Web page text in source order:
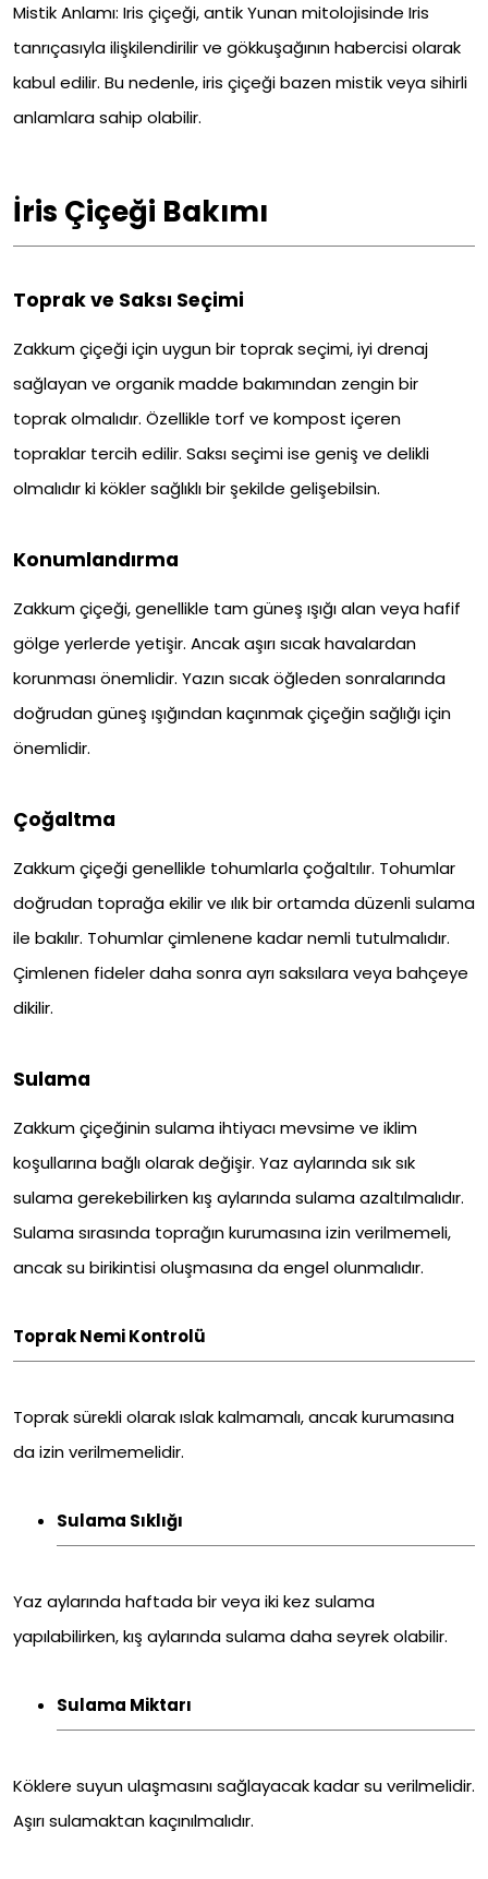
Mistik Anlamı: Iris çiçeği, antik Yunan mitolojisinde Iris
tanrıçasıyla ilişkilendirilir ve gökkuşağının habercisi olarak
kabul edilir. Bu nedenle, iris çiçeği bazen mistik veya sihirli
anlamlara sahip olabilir.
İris Çiçeği Bakımı
Toprak ve Saksı Seçimi
Zakkum çiçeği için uygun bir toprak seçimi, iyi drenaj
sağlayan ve organik madde bakımından zengin bir
toprak olmalıdır. Özellikle torf ve kompost içeren
topraklar tercih edilir. Saksı seçimi ise geniş ve delikli
olmalıdır ki kökler sağlıklı bir şekilde gelişebilsin.
Konumlandırma
Zakkum çiçeği, genellikle tam güneş ışığı alan veya hafif
gölge yerlerde yetişir. Ancak aşırı sıcak havalardan
korunması önemlidir. Yazın sıcak öğleden sonralarında
doğrudan güneş ışığından kaçınmak çiçeğin sağlığı için
önemlidir.
Çoğaltma
Zakkum çiçeği genellikle tohumlarla çoğaltılır. Tohumlar
doğrudan toprağa ekilir ve ılık bir ortamda düzenli sulama
ile bakılır. Tohumlar çimlenene kadar nemli tutulmalıdır.
Çimlenen fideler daha sonra ayrı saksılara veya bahçeye
dikilir.
Sulama
Zakkum çiçeğinin sulama ihtiyacı mevsime ve iklim
koşullarına bağlı olarak değişir. Yaz aylarında sık sık
sulama gerekebilirken kış aylarında sulama azaltılmalıdır.
Sulama sırasında toprağın kurumasına izin verilmemeli,
ancak su birikintisi oluşmasına da engel olunmalıdır.
Toprak Nemi Kontrolü
Toprak sürekli olarak ıslak kalmamalı, ancak kurumasına
da izin verilmemelidir.
Sulama Sıklığı
Yaz aylarında haftada bir veya iki kez sulama
yapılabilirken, kış aylarında sulama daha seyrek olabilir.
Sulama Miktarı
Köklere suyun ulaşmasını sağlayacak kadar su verilmelidir.
Aşırı sulamaktan kaçınılmalıdır.